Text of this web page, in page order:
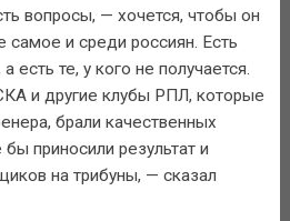
вопросы, — хочется, чтобы он
самое и среди россиян. Есть
есть те, у кого не получается.
и другие клубы РПЛ, которые
брали качественных
приносили результат и
на трибуны, — сказал